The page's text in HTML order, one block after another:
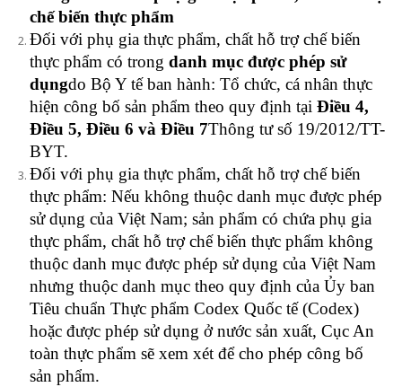
chế biến thực phẩm
Đối với phụ gia thực phẩm, chất hỗ trợ chế biến
thực phẩm có trong danh mục được phép sử
dụngdo Bộ Y tế ban hành: Tổ chức, cá nhân thực
hiện công bố sản phẩm theo quy định tại Điều 4,
Điều 5, Điều 6 và Điều 7Thông tư số 19/2012/TT-
BYT.
Đối với phụ gia thực phẩm, chất hỗ trợ chế biến
thực phẩm: Nếu không thuộc danh mục được phép
sử dụng của Việt Nam; sản phẩm có chứa phụ gia
thực phẩm, chất hỗ trợ chế biến thực phẩm không
thuộc danh mục được phép sử dụng của Việt Nam
nhưng thuộc danh mục theo quy định của Ủy ban
Tiêu chuẩn Thực phẩm Codex Quốc tế (Codex)
hoặc được phép sử dụng ở nước sản xuất, Cục An
toàn thực phẩm sẽ xem xét để cho phép công bố
sản phẩm.